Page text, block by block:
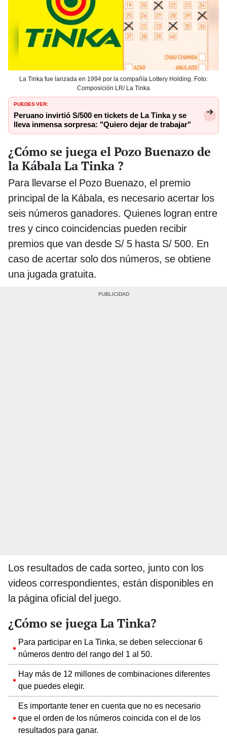
La Tinka fue lanzada en 1994 por la compañía Lottery Holding. Foto:
Composición LR/ La Tinka
PUEDES VER:
Peruano invirtió S/500 en tickets de La Tinka y se
lleva inmensa sorpresa: "Quiero dejar de trabajar"
¿Cómo se juega el Pozo Buenazo de
la Kábala La Tinka ?
Para llevarse el Pozo Buenazo, el premio
principal de la Kábala, es necesario acertar los
seis números ganadores. Quienes logran entre
tres y cinco coincidencias pueden recibir
premios que van desde S/ 5 hasta S/ 500. En
caso de acertar solo dos números, se obtiene
una jugada gratuita.
Los resultados de cada sorteo, junto con los
videos correspondientes, están disponibles en
la página oficial del juego.
¿Cómo se juega La Tinka?
Para participar en La Tinka, se deben seleccionar 6
números dentro del rango del 1 al 50.
Hay más de 12 millones de combinaciones diferentes
que puedes elegir.
Es importante tener en cuenta que no es necesario
que el orden de los números coincida con el de los
resultados para ganar.